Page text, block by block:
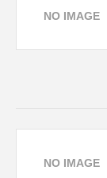
NO IMAGE
NO IMAGE